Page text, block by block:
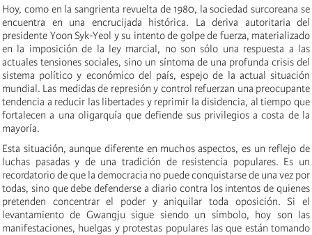
Hoy, como en la sangrienta revuelta de 1980, la sociedad surcoreana se
encuentra en una encrucijada histórica. La deriva autoritaria del
presidente Yoon Syk-Yeol y su intento de golpe de fuerza, materializado
en la imposición de la ley marcial, no son sólo una respuesta a las
actuales tensiones sociales, sino un síntoma de una profunda crisis del
sistema político y económico del país, espejo de la actual situación
mundial. Las medidas de represión y control refuerzan una preocupante
tendencia a reducir las libertades y reprimir la disidencia, al tiempo que
fortalecen a una oligarquía que defiende sus privilegios a costa de la
mayoría.
Esta situación, aunque diferente en muchos aspectos, es un reflejo de
luchas pasadas y de una tradición de resistencia populares. Es un
recordatorio de que la democracia no puede conquistarse de una vez por
todas, sino que debe defenderse a diario contra los intentos de quienes
pretenden concentrar el poder y aniquilar toda oposición. Si el
levantamiento de Gwangju sigue siendo un símbolo, hoy son las
manifestaciones, huelgas y protestas populares las que están tomando